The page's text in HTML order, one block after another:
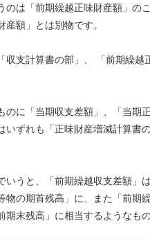
のは「前期繰越正味財産額」の
額」とは別物です。
収支計算書の部」、 「前期繰
のに「当期収支差額」、「当期
ずれも「正味財産増減計算書
いうと、「前期繰越収支差額」
物の期首残高」に、また「前期
期末残高」に相当するようなもの